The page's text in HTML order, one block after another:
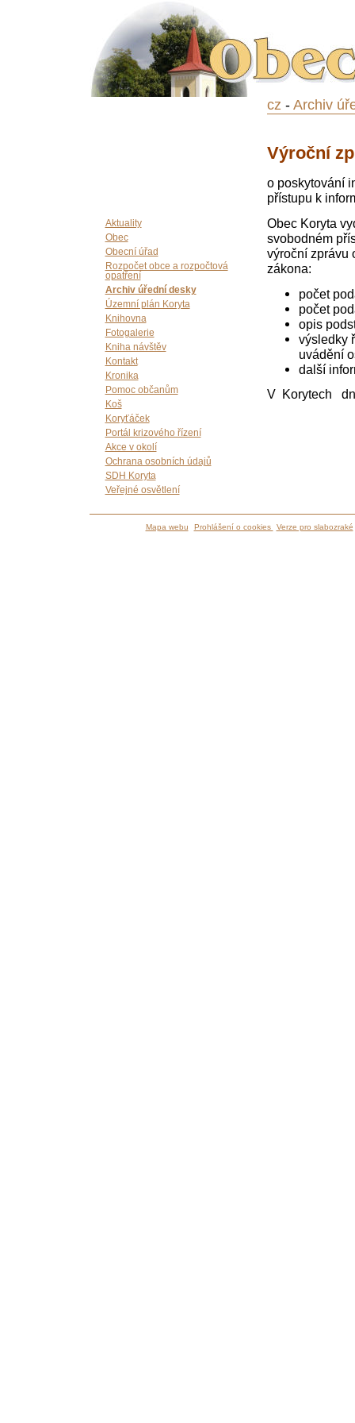
Aktuality
Obec
Obecní úřad
Rozpočet obce a rozpočtová
opatření
Archiv úřední desky
Územní plán Koryta
Knihovna
Fotogalerie
Kniha návštěv
Kontakt
Kronika
Pomoc občanům
Koš
Koryťáček
Portál krizového řízení
Akce v okolí
Ochrana osobních údajů
SDH Koryta
Veřejné osvětlení
cz - Archiv
Výroční
o poskytování
přístupu k
Obec Koryta
svobodném
výroční zprávu
zákona:
počet
počet
opis
výsledky
uvádění
další
V Korytech
Mapa webu Prohlášení o cookies Verze pro slabozraké